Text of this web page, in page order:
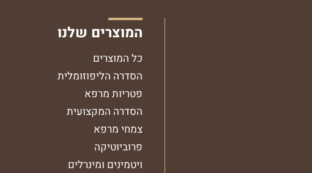
המוצרים שלנו
כל המוצרים
הסדרה הליפוזומלית
פטריות מרפא
הסדרה המקצועית
צמחי מרפא
פרוביוטיקה
ויטמינים ומינרלים